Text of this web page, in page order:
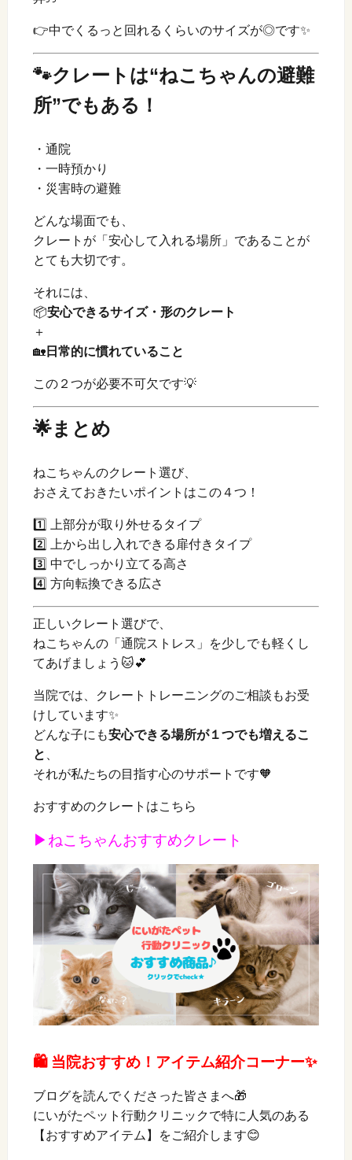
👉中でくるっと回れるくらいのサイズが◎です✨
🐾クレートは“ねこちゃんの避難
所”でもある！
・通院
・一時預かり
・災害時の避難
どんな場面でも、
クレートが「安心して入れる場所」であることが
とても大切です。
それには、
📦安心できるサイズ・形のクレート
＋
🏡日常的に慣れていること
この２つが必要不可欠です💡
🌟まとめ
ねこちゃんのクレート選び、
おさえておきたいポイントはこの４つ！
1️⃣ 上部分が取り外せるタイプ
2️⃣ 上から出し入れできる扉付きタイプ
3️⃣ 中でしっかり立てる高さ
4️⃣ 方向転換できる広さ
正しいクレート選びで、
ねこちゃんの「通院ストレス」を少しでも軽くし
てあげましょう🐱💕
当院では、クレートトレーニングのご相談もお受
けしています✨
どんな子にも安心できる場所が１つでも増えるこ
と
それが私たちの目指す心のサポートです🧡
おすすめのクレートはこちら
▶ねこちゃんおすすめクレート
🛍️ 当院おすすめ！アイテム紹介コーナー✨
ブログを読んでくださった皆さまへ🎁
にいがたペット行動クリニックで特に人気のある
【おすすめアイテム】をご紹介します😊